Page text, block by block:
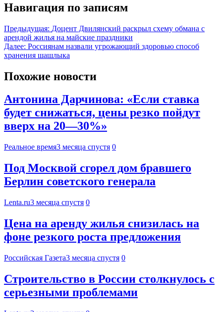
Навигация по записям
Предыдущая: Доцент Двилянский раскрыл схему обмана с
арендой жилья на майские праздники
Далее: Россиянам назвали угрожающий здоровью способ
хранения шашлыка
Похожие новости
Антонина Дарчинова: «Если ставка
будет снижаться, цены резко пойдут
вверх на 20—30%»
Реальное время3 месяца спустя 0
Под Москвой сгорел дом бравшего
Берлин советского генерала
Lenta.ru3 месяца спустя 0
Цена на аренду жилья снизилась на
фоне резкого роста предложения
Российская Газета3 месяца спустя 0
Строительство в России столкнулось с
серьезными проблемами